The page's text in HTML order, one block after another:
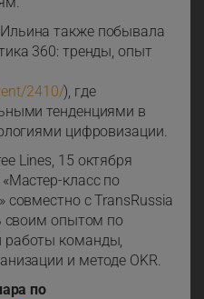
также побывала
360: тренды, опыт
2410/), где
тенденциями в
цифровизации.
Lines, 15 октября
класс по
совместно с TransRussia
своим опытом по
работы команды,
и методе OKR.
по